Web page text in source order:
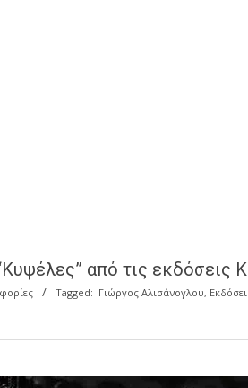
από τις εκδόσεις
Tagged: Γιώργος Αλισάνογλου,